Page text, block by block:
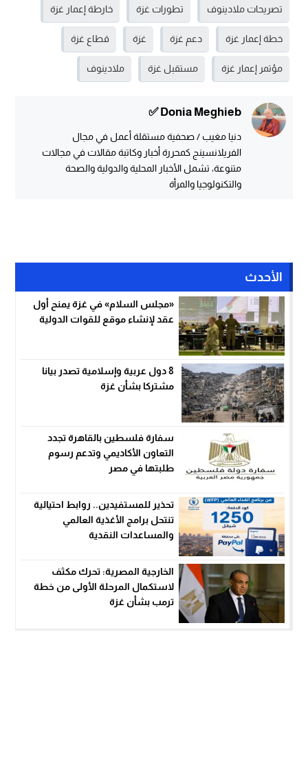
تصريحات ملادينوف تطورات غزة خارطة إعمار غزة
خطة إعمار غزة دعم غزة غزة قطاع غزة
مؤتمر إعمار غزة مستقبل غزة ملادينوف
Donia Meghieb ✅
دنيا مغيب / صحفية مستقلة أعمل في مجال
الفريلانسينج كمحررة أخبار وكاتبة مقالات في مجالات
متنوعة، تشمل الأخبار المحلية والدولية والصحة
والتكنولوجيا والمرأة
الأحدث
«مجلس السلام» في غزة يمنح أول
عقد لإنشاء موقع للقوات الدولية
8 دول عربية وإسلامية تصدر بيانا
مشتركا بشأن غزة
سفارة فلسطين بالقاهرة تجدد
التعاون الأكاديمي وتدعم رسوم
طلبتها في مصر
تحذير للمستفيدين.. روابط احتيالية
تنتحل برامج الأغذية العالمي
والمساعدات النقدية
الخارجية المصرية: تحرك مكثف
لاستكمال المرحلة الأولى من خطة
ترمب بشأن غزة